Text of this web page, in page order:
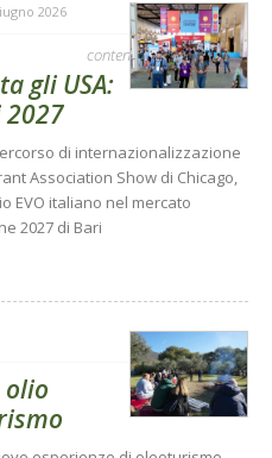
2026
contenuto sponsorizzato
gli USA:
di internazionalizzazione
Association Show di Chicago,
EVO italiano nel mercato
2027 di Bari
olio